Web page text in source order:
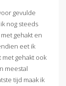
gevulde
nog steeds
gehakt en
eet ik
gehakt ook
meestal
tijd maak ik